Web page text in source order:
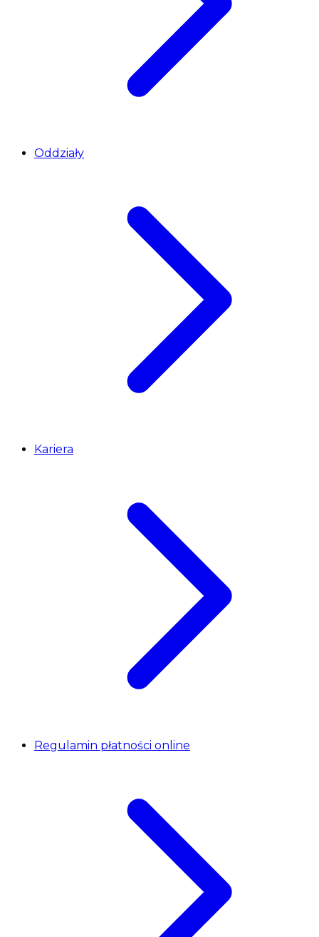
Oddziały
Kariera
Regulamin płatności online